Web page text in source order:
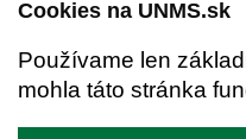
Cookies na UNMS.sk
Používame len
mohla táto stránka